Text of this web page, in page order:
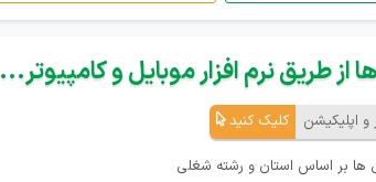
از طریق نرم افزار موبایل و کامپیوتر...
و اپلیکیشن کلیک کنید
ها بر اساس استان و رشته شغلی